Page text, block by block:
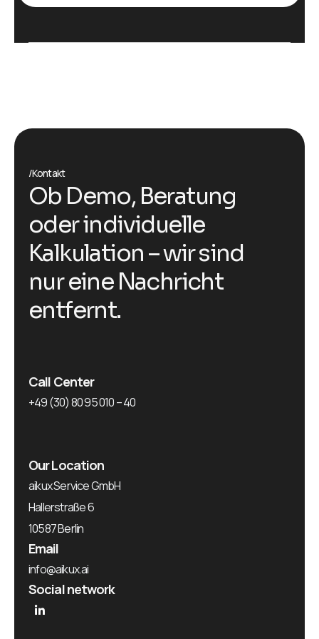
/Kontakt
Ob Demo, Beratung
oder individuelle
Kalkulation – wir sind
nur eine Nachricht
entfernt.
Call Center
+49 (30) 80 95 010 – 40
Our Location
aikux Service GmbH
Hallerstraße 6
10587 Berlin
Email
info@aikux.ai
Social network